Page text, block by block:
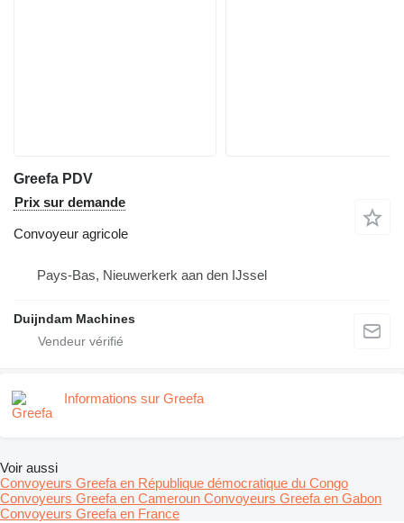
Greefa PDV
Prix sur demande
Convoyeur agricole
Pays-Bas, Nieuwerkerk aan den IJssel
Duijndam Machines
Informations sur Greefa
Voir aussi
Convoyeurs Greefa en République démocratique du Congo
Convoyeurs Greefa en Cameroun Convoyeurs Greefa en Gabon
Convoyeurs Greefa en France